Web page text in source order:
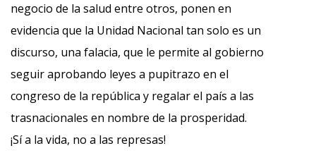
negocio de la salud entre otros, ponen en
evidencia que la Unidad Nacional tan solo es un
discurso, una falacia, que le permite al gobierno
seguir aprobando leyes a pupitrazo en el
congreso de la república y regalar el país a las
trasnacionales en nombre de la prosperidad.
¡Sí a la vida, no a las represas!